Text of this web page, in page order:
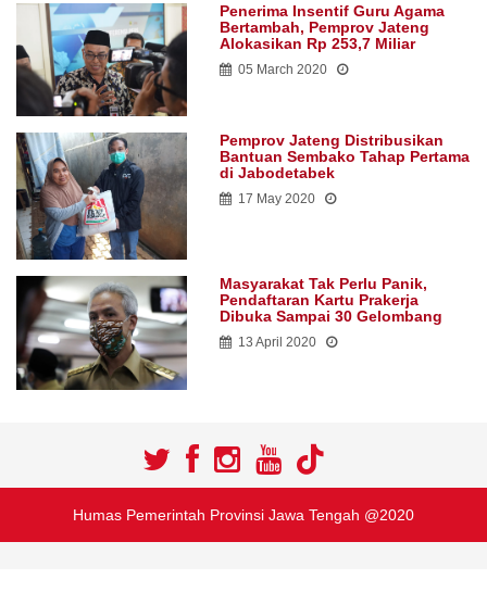
Penerima Insentif Guru Agama
Bertambah, Pemprov Jateng
Alokasikan Rp 253,7 Miliar
05 March 2020
Pemprov Jateng Distribusikan
Bantuan Sembako Tahap Pertama
di Jabodetabek
17 May 2020
Masyarakat Tak Perlu Panik,
Pendaftaran Kartu Prakerja
Dibuka Sampai 30 Gelombang
13 April 2020
Humas Pemerintah Provinsi Jawa Tengah @2020